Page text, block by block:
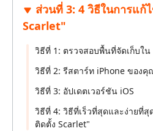
ส่วนที่ 3: 4 วิธีในการแก้
Scarlet"
วิธีที่ 1: ตรวจสอบพื้นที่จัดเก็บใน
วิธีที่ 2: รีสตาร์ท iPhone ของคุ
วิธีที่ 3: อัปเดตเวอร์ชัน iOS
วิธีที่ 4: วิธีที่เร็วที่สุดและง่ายที่
ติดตั้ง Scarlet"